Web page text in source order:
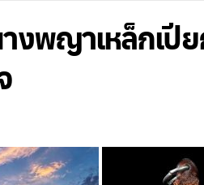
งพญาเหล็กเปี